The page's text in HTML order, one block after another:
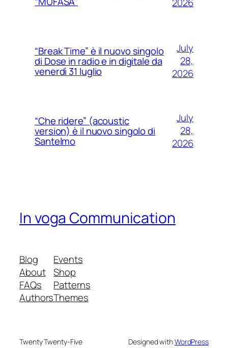
“Break Time” è il nuovo singolo
di Dose in radio e in digitale da
venerdì 31 luglio
July
28,
2026
“Che ridere” (acoustic
version) è il nuovo singolo di
Santelmo
July
28,
2026
In voga Communication
Blog
About
FAQs
Authors
Events
Shop
Patterns
Themes
Twenty Twenty-Five Designed withWordPress